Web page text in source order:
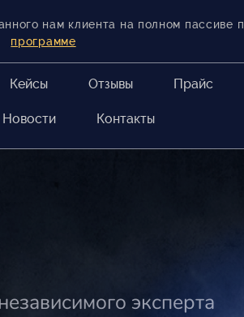
нам клиента на полном пассиве
программе
Кейсы Отзывы Прайс
Новости Контакты
эксперта